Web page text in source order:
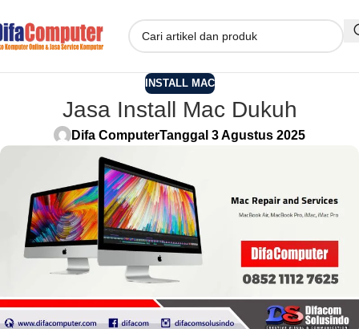
INSTALL MAC
Jasa Install Mac Dukuh
Difa ComputerTanggal 3 Agustus 2025